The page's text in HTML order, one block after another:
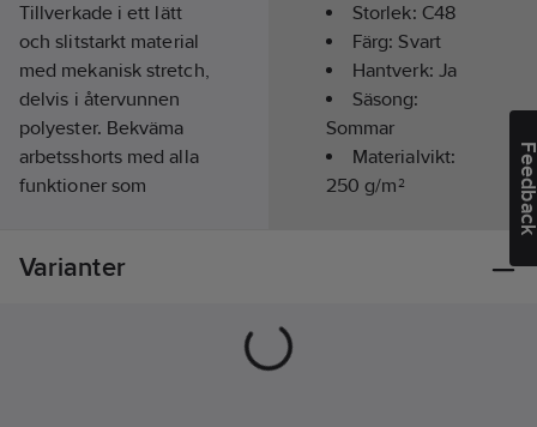
Tillverkade i ett lätt
och slitstarkt material
med mekanisk stretch,
delvis i återvunnen
polyester. Bekväma
arbetsshorts med alla
funktioner som
EPD (Environmental
Storlek: C48
Färg:Svart
Hantverk: Ja
Säsong:
Sommar
Materialvikt:
250 g/m²
Varianter